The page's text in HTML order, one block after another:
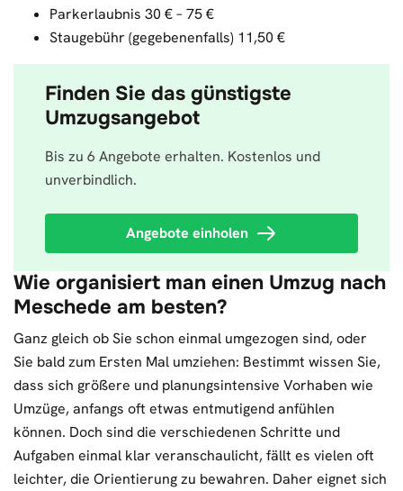
Parkerlaubnis 30 € – 75 €
Staugebühr (gegebenenfalls) 11,50 €
Finden Sie das günstigste
Umzugsangebot
Bis zu 6 Angebote erhalten. Kostenlos und
unverbindlich.
Angebote einholen
Wie organisiert man einen Umzug nach
Meschede am besten?
Ganz gleich ob Sie schon einmal umgezogen sind, oder
Sie bald zum Ersten Mal umziehen: Bestimmt wissen Sie,
dass sich größere und planungsintensive Vorhaben wie
Umzüge, anfangs oft etwas entmutigend anfühlen
können. Doch sind die verschiedenen Schritte und
Aufgaben einmal klar veranschaulicht, fällt es vielen oft
leichter, die Orientierung zu bewahren. Daher eignet sich